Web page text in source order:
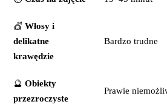
💇 Włosy i
delikatne
krawędzie
Bardzo trudne
🔮 Obiekty
przezroczyste
Prawie